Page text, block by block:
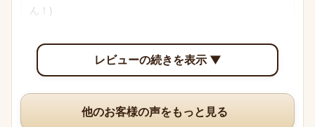
ん！)
透明感のあるブルーからパープル、多色性がはっきり確認
できて眺めていて楽しいです。
いつも、丁寧な梱包や手書きのメッセージ、そして素敵な
オマケまでありがとうございますm(*_ _)m
レビューの続きを表示 ▼
他のお客様の声をもっと見る